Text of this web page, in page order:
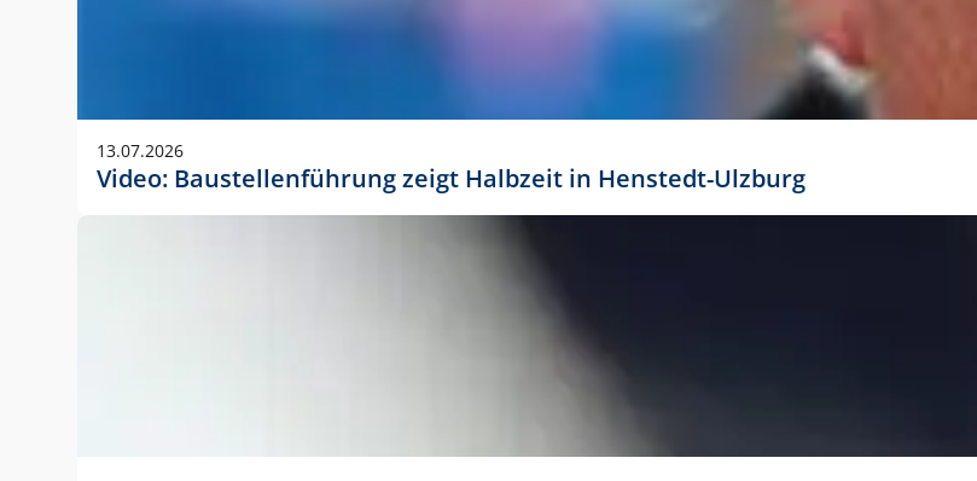
13.07.2026
Video: Baustellenführung zeigt Halbzeit in Henstedt-Ulzburg